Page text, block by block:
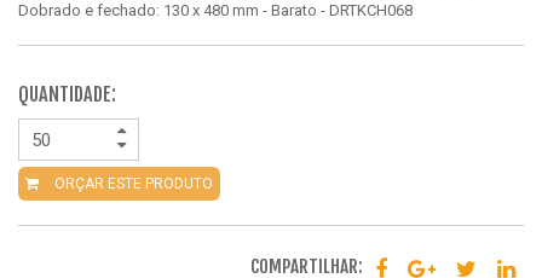
Dobrado e fechado: 130 x 480 mm - Barato - DRTKCH068
QUANTIDADE:
ORÇAR ESTE PRODUTO
COMPARTILHAR: